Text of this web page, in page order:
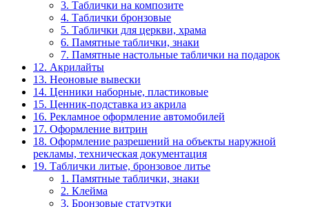
3. Таблички на композите
4. Таблички бронзовые
5. Таблички для церкви, храма
6. Памятные таблички, знаки
7. Памятные настольные таблички на подарок
12. Акрилайты
13. Неоновые вывески
14. Ценники наборные, пластиковые
15. Ценник-подставка из акрила
16. Рекламное оформление автомобилей
17. Оформление витрин
18. Оформление разрешений на объекты наружной
рекламы, техническая документация
19. Таблички литые, бронзовое литье
1. Памятные таблички, знаки
2. Клейма
3. Бронзовые статуэтки